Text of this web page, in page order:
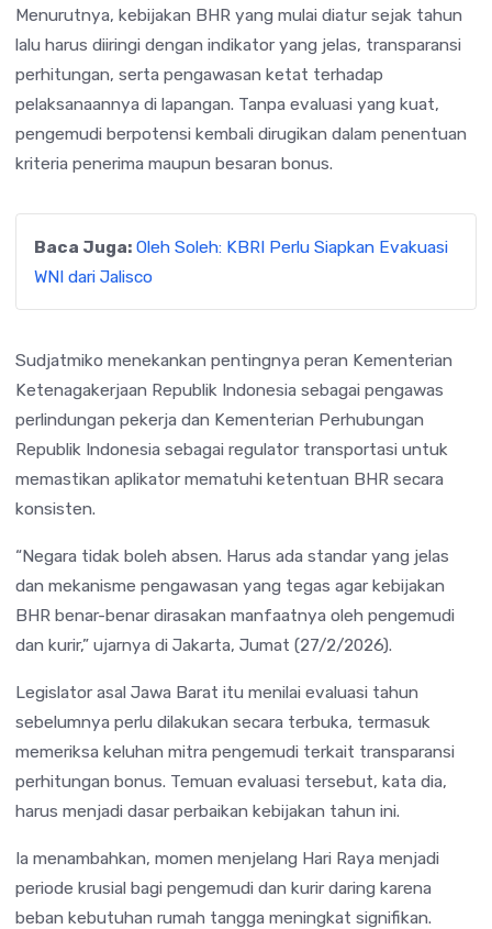
Menurutnya, kebijakan BHR yang mulai diatur sejak tahun
lalu harus diiringi dengan indikator yang jelas, transparansi
perhitungan, serta pengawasan ketat terhadap
pelaksanaannya di lapangan. Tanpa evaluasi yang kuat,
pengemudi berpotensi kembali dirugikan dalam penentuan
kriteria penerima maupun besaran bonus.
Baca Juga: Oleh Soleh: KBRI Perlu Siapkan Evakuasi
WNI dari Jalisco
Sudjatmiko menekankan pentingnya peran Kementerian
Ketenagakerjaan Republik Indonesia sebagai pengawas
perlindungan pekerja dan Kementerian Perhubungan
Republik Indonesia sebagai regulator transportasi untuk
memastikan aplikator mematuhi ketentuan BHR secara
konsisten.
“Negara tidak boleh absen. Harus ada standar yang jelas
dan mekanisme pengawasan yang tegas agar kebijakan
BHR benar-benar dirasakan manfaatnya oleh pengemudi
dan kurir,” ujarnya di Jakarta, Jumat (27/2/2026).
Legislator asal Jawa Barat itu menilai evaluasi tahun
sebelumnya perlu dilakukan secara terbuka, termasuk
memeriksa keluhan mitra pengemudi terkait transparansi
perhitungan bonus. Temuan evaluasi tersebut, kata dia,
harus menjadi dasar perbaikan kebijakan tahun ini.
Ia menambahkan, momen menjelang Hari Raya menjadi
periode krusial bagi pengemudi dan kurir daring karena
beban kebutuhan rumah tangga meningkat signifikan.